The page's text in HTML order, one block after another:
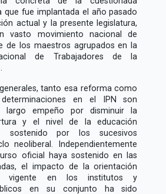
que fue implantada el año pasado
actual y la presente legislatura,
vasto movimiento nacional de
de los maestros agrupados en la
de Trabajadores de la
tanto esa reforma como
en el IPN son
largo empeño por disminuir la
y el nivel de la educación
sostenido por los sucesivos
neoliberal. Independientemente
oficial haya sostenido en las
el impacto de la orientación
vigente en los institutos y
en su conjunto ha sido